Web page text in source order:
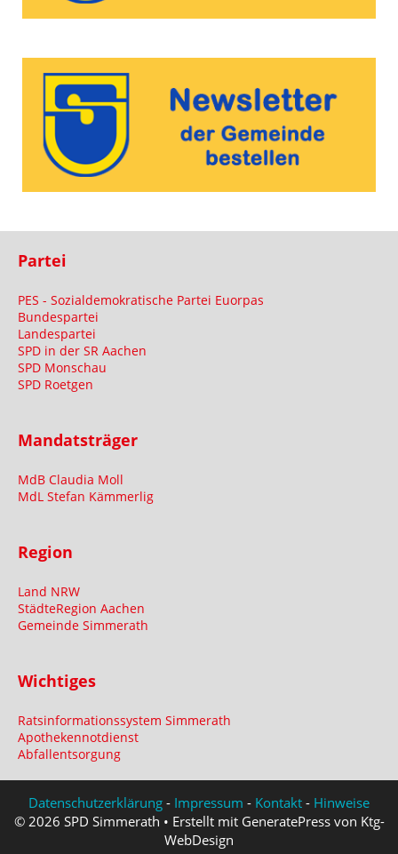
Partei
PES - Sozialdemokratische Partei Euorpas
Bundespartei
Landespartei
SPD in der SR Aachen
SPD Monschau
SPD Roetgen
Mandatsträger
MdB Claudia Moll
MdL Stefan Kämmerlig
Region
Land NRW
StädteRegion Aachen
Gemeinde Simmerath
Wichtiges
Ratsinformationssystem Simmerath
Apothekennotdienst
Abfallentsorgung
Datenschutzerklärung - Impressum - Kontakt - Hinweise
© 2026 SPD Simmerath • Erstellt mit GeneratePress von Ktg-
WebDesign